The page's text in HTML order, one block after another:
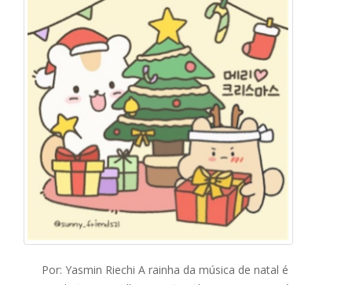
Por: Yasmin Riechi A rainha da música de natal é